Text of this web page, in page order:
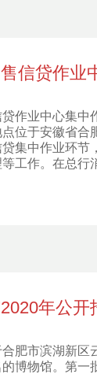
信贷作业
作业中心集中
位于安徽省合
集中作业环节
工作。在总行
年公开
肥市滨湖新区
博物馆。第一